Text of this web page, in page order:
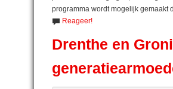
programma wordt mogelijk gemaakt
Reageer!
Drenthe en